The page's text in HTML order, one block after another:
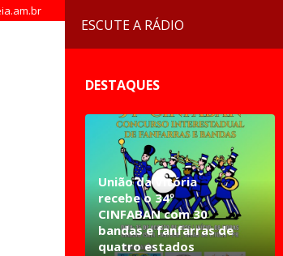
ESCUTE A RÁDIO
DESTAQUES
União da Vitória
recebe o 34º
CINFABAN com 30
bandas e fanfarras de
quatro estados